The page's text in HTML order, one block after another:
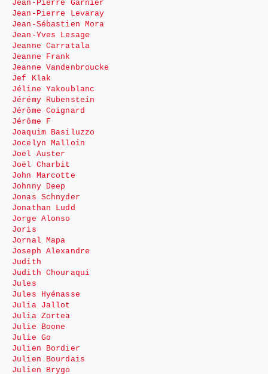
Jean-Pierre Garnier
Jean-Pierre Levaray
Jean-Sébastien Mora
Jean-Yves Lesage
Jeanne Carratala
Jeanne Frank
Jeanne Vandenbroucke
Jef Klak
Jéline Yakoublanc
Jérémy Rubenstein
Jérôme Coignard
Jérôme F
Joaquim Basiluzzo
Jocelyn Malloin
Joël Auster
Joël Charbit
John Marcotte
Johnny Deep
Jonas Schnyder
Jonathan Ludd
Jorge Alonso
Joris
Jornal Mapa
Joseph Alexandre
Judith
Judith Chouraqui
Jules
Jules Hyénasse
Julia Jallot
Julia Zortea
Julie Boone
Julie Go
Julien Bordier
Julien Bourdais
Julien Brygo